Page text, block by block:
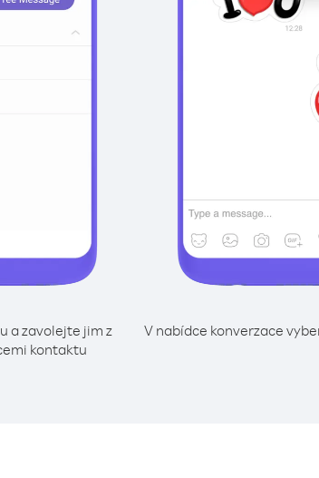
a zavolejte jim z
kontaktu
V nabídce konverzace